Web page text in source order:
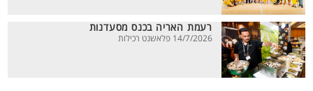
רעמת האריה בכנס מסעדנות
14/7/2026 פלאשנט רכילות